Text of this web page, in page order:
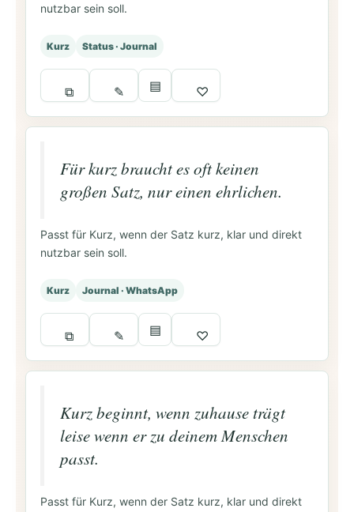
nutzbar sein soll.
Kurz Status · Journal
⧉ ✎ ▤ ♡
Für kurz braucht es oft keinen
großen Satz, nur einen ehrlichen.
Passt für Kurz, wenn der Satz kurz, klar und direkt
nutzbar sein soll.
Kurz Journal · WhatsApp
⧉ ✎ ▤ ♡
Kurz beginnt, wenn zuhause trägt
leise wenn er zu deinem Menschen
passt.
Passt für Kurz, wenn der Satz kurz, klar und direkt